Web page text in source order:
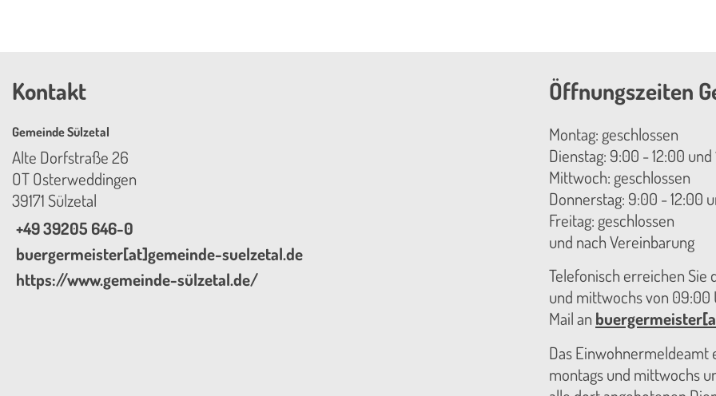
Kontakt
Gemeinde Sülzetal
Alte Dorfstraße 26
OT Osterweddingen
39171 Sülzetal
+49 39205 646-0
buergermeister[at]gemeinde-suelzetal.de
https://www.gemeinde-sülzetal.de/
Öffnungszeiten
Montag: geschlossen
Dienstag: 9:00 - 12:00
Mittwoch: geschlossen
Donnerstag: 9:00 - 12:00
Freitag: geschlossen
und nach Vereinbarung
Telefonisch erreichen Sie
und mittwochs von 09:00
Mail an
Das Einwohnermeldeamt
montags und mittwochs